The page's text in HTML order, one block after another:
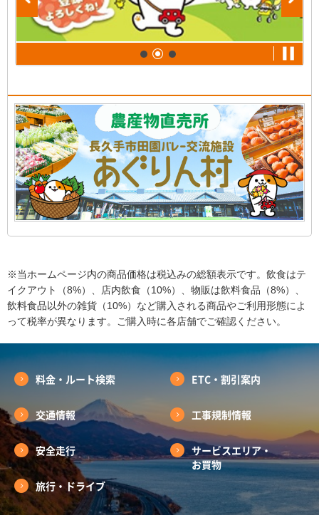
※当ホームページ内の商品価格は税込みの総額表示です。飲食はテ
イクアウト（8%）、店内飲食（10%）、物販は飲料食品（8%）、
飲料食品以外の雑貨（10%）など購入される商品やご利用形態によ
って税率が異なります。ご購入時に各店舗でご確認ください。
料金・ルート検索 ETC・割引案内
交通情報 工事規制情報
安全走行
サービスエリア・
お買物
旅行・ドライブ